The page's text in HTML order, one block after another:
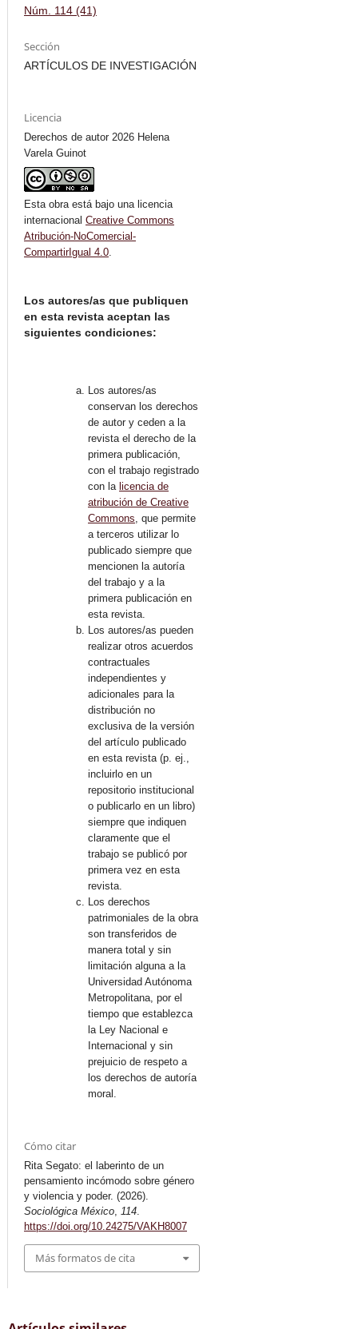
Núm. 114 (41)
Sección
ARTÍCULOS DE INVESTIGACIÓN
Licencia
Derechos de autor 2026 Helena
Varela Guinot
Esta obra está bajo una licencia
internacional Creative Commons
Atribución-NoComercial-
CompartirIgual 4.0.
Los autores/as que publiquen
en esta revista aceptan las
siguientes condiciones:
Los autores/as
conservan los derechos
de autor y ceden a la
revista el derecho de la
primera publicación,
con el trabajo registrado
con la licencia de
atribución de Creative
Commons, que permite
a terceros utilizar lo
publicado siempre que
mencionen la autoría
del trabajo y a la
primera publicación en
esta revista.
Los autores/as pueden
realizar otros acuerdos
contractuales
independientes y
adicionales para la
distribución no
exclusiva de la versión
del artículo publicado
en esta revista (p. ej.,
incluirlo en un
repositorio institucional
o publicarlo en un libro)
siempre que indiquen
claramente que el
trabajo se publicó por
primera vez en esta
revista.
Los derechos
patrimoniales de la obra
son transferidos de
manera total y sin
limitación alguna a la
Universidad Autónoma
Metropolitana, por el
tiempo que establezca
la Ley Nacional e
Internacional y sin
prejuicio de respeto a
los derechos de autoría
moral.
Cómo citar
Rita Segato: el laberinto de un
pensamiento incómodo sobre género
y violencia y poder. (2026).
Sociológica México, 114.
https://doi.org/10.24275/VAKH8007
Más formatos de cita